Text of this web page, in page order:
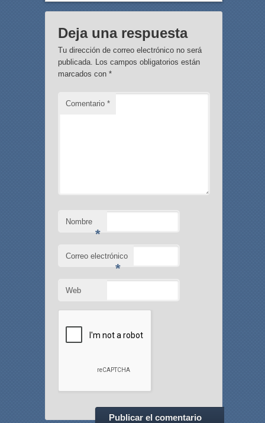
Deja una respuesta
Tu dirección de correo electrónico no será
publicada. Los campos obligatorios están
marcados con *
Comentario *
Nombre
*
Correo electrónico
*
Web